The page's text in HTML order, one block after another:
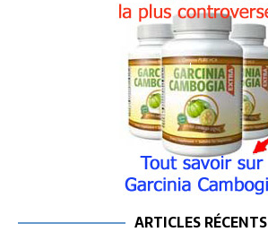
ARTICLES RÉCENTS